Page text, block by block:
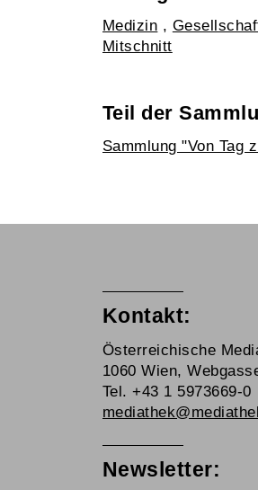
Medizin ,
Mitschnitt
Teil der
Sammlung "Von Tag
Kontakt:
Österreichische
1060 Wien,
Tel. +43 1 5973669-0
Newsletter: